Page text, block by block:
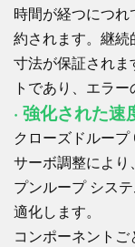
時間が経つにつ
約されます。継続
寸法が保証されま
トであり、エラー
· 強化された速
クローズドループ
サーボ調整により
プンループ シス
適化します。
コンポーネント